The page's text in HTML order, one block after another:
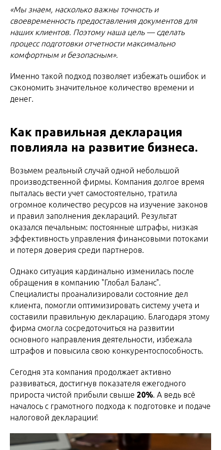
«Мы знаем, насколько важны точность и
своевременность предоставления документов для
наших клиентов. Поэтому наша цель — сделать
процесс подготовки отчетности максимально
комфортным и безопасным».
Именно такой подход позволяет избежать ошибок и
сэкономить значительное количество времени и
денег.
Как правильная декларация
повлияла на развитие бизнеса.
Возьмем реальный случай одной небольшой
производственной фирмы. Компания долгое время
пыталась вести учет самостоятельно, тратила
огромное количество ресурсов на изучение законов
и правил заполнения деклараций. Результат
оказался печальным: постоянные штрафы, низкая
эффективность управления финансовыми потоками
и потеря доверия среди партнеров.
Однако ситуация кардинально изменилась после
обращения в компанию "Глобал Баланс".
Специалисты проанализировали состояние дел
клиента, помогли оптимизировать систему учета и
составили правильную декларацию. Благодаря этому
фирма смогла сосредоточиться на развитии
основного направления деятельности, избежала
штрафов и повысила свою конкурентоспособность.
Сегодня эта компания продолжает активно
развиваться, достигнув показателя ежегодного
прироста чистой прибыли свыше 20%. А ведь всё
началось с грамотного подхода к подготовке и подаче
налоговой декларации!